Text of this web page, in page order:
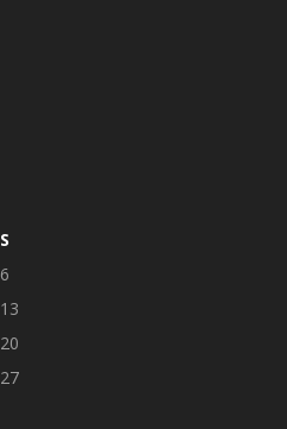
S
6
13
20
27